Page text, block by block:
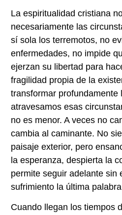
La espiritualidad cristiana
necesariamente las
sí sola los terremotos, no
enfermedades, no impide
ejerzan su libertad para
fragilidad propia de la
transformar profundamente
atravesamos esas
no es menor. A veces no
cambia al caminante. No
paisaje exterior, pero
la esperanza, despierta la
permite seguir adelante sin
sufrimiento la última
Cuando llegan los tiempos